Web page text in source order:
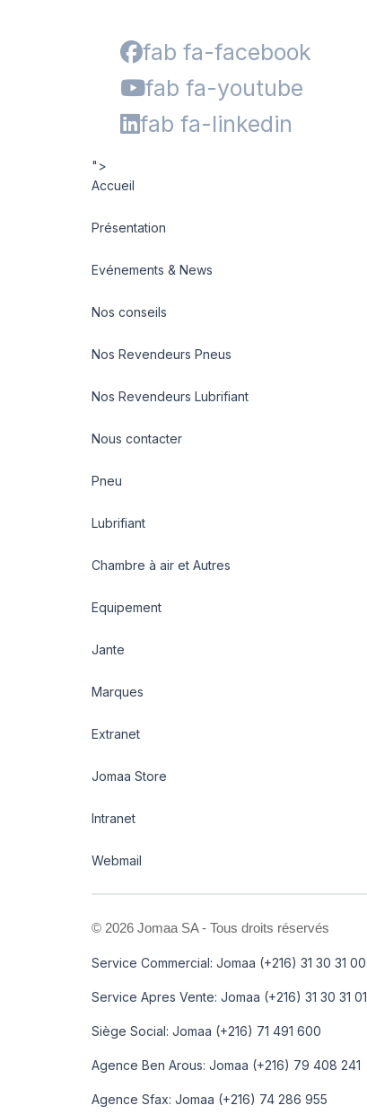
fab fa-facebook
fab fa-youtube
fab fa-linkedin
">
Accueil
Présentation
Evénements & News
Nos conseils
Nos Revendeurs Pneus
Nos Revendeurs Lubrifiant
Nous contacter
Pneu
Lubrifiant
Chambre à air et Autres
Equipement
Jante
Marques
Extranet
Jomaa Store
Intranet
Webmail
© 2026 Jomaa SA - Tous droits réservés
Service Commercial: Jomaa (+216) 31 30 31 00
Service Apres Vente: Jomaa (+216) 31 30 31 01
Siège Social: Jomaa (+216) 71 491 600
Agence Ben Arous: Jomaa (+216) 79 408 241
Agence Sfax: Jomaa (+216) 74 286 955